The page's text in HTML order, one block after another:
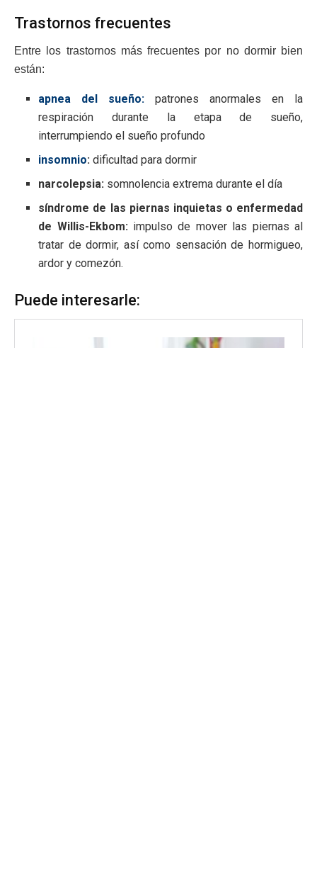
Trastornos frecuentes
Entre los trastornos más frecuentes por no dormir bien
están:
apnea del sueño:
patrones anormales en la
respiración durante la etapa de sueño,
interrumpiendo el sueño profundo
insomnio:dificultad para dormir
narcolepsia: somnolencia extrema durante el día
síndrome de las piernas inquietas o enfermedad
de Willis-Ekbom:impulso de mover las piernas al
tratar de dormir, así como sensación de hormigueo,
ardor y comezón.
Puede interesarle: